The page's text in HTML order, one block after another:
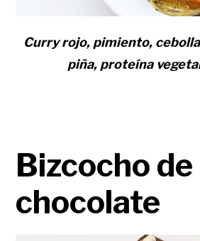
Curry rojo, pimiento,
piña, proteína
Bizcocho de
chocolate